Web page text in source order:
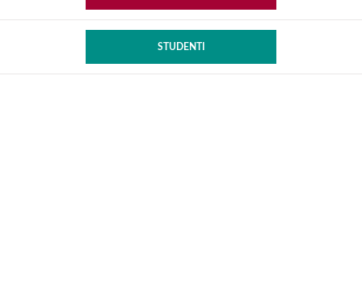
STUDENTI